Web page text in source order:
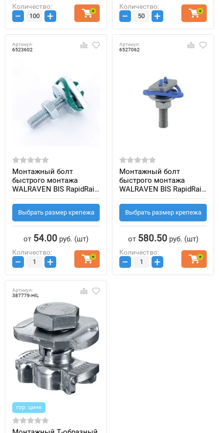
Количество:
− +
Количество:
− +
Артикул:
6523602
Монтажный болт
быстрого монтажа
WALRAVEN BIS RapidRail
Hammerfix M6x20мм
Выбрать размер крепежа
от 54.00 руб. (шт)
Количество:
− +
Артикул:
6527062
Монтажный болт
быстрого монтажа
WALRAVEN BIS RapidRail
Hammerfix нержавеющая
сталь M6x25мм
Выбрать размер крепежа
от 580.50 руб. (шт)
Количество:
− +
Артикул:
387779-HIL
гор. цинк